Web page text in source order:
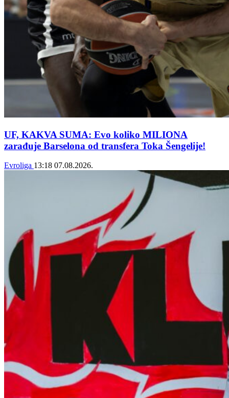
UF, KAKVA SUMA: Evo koliko MILIONA
zarađuje Barselona od transfera Toka Šengelije!
Evroliga 13:18 07.08.2026.